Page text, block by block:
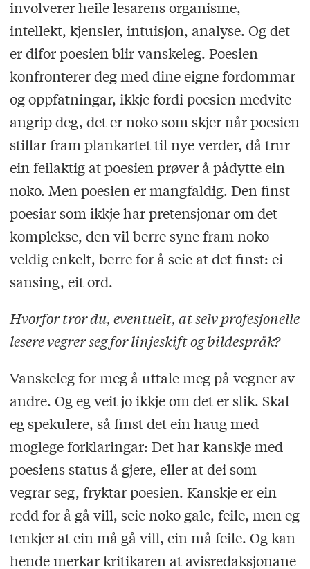
involverer heile lesarens organisme,
intellekt, kjensler, intuisjon, analyse. Og det
er difor poesien blir vanskeleg. Poesien
konfronterer deg med dine eigne fordommar
og oppfatningar, ikkje fordi poesien medvite
angrip deg, det er noko som skjer når poesien
stillar fram plankartet til nye verder, då trur
ein feilaktig at poesien prøver å pådytte ein
noko. Men poesien er mangfaldig. Den finst
poesiar som ikkje har pretensjonar om det
komplekse, den vil berre syne fram noko
veldig enkelt, berre for å seie at det finst: ei
sansing, eit ord.
Hvorfor tror du, eventuelt, at selv profesjonelle
lesere vegrer seg for linjeskift og bildespråk?
Vanskeleg for meg å uttale meg på vegner av
andre. Og eg veit jo ikkje om det er slik. Skal
eg spekulere, så finst det ein haug med
moglege forklaringar: Det har kanskje med
poesiens status å gjere, eller at dei som
vegrar seg, fryktar poesien. Kanskje er ein
redd for å gå vill, seie noko gale, feile, men eg
tenkjer at ein må gå vill, ein må feile. Og kan
hende merkar kritikaren at avisredaksjonane